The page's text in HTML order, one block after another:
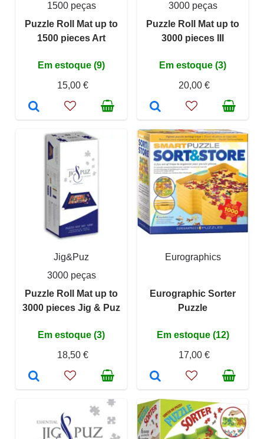
1500 peças
Puzzle Roll Mat up to
1500 pieces Art
Em estoque (9)
15,00 €
3000 peças
Puzzle Roll Mat up to
3000 pieces III
Em estoque (3)
20,00 €
Jig&Puz
3000 peças
Puzzle Roll Mat up to
3000 pieces Jig & Puz
Em estoque (3)
18,50 €
Eurographics
Eurographic Sorter
Puzzle
Em estoque (12)
17,00 €